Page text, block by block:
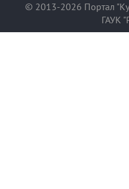
© 2013-2026 Портал
ГАУК